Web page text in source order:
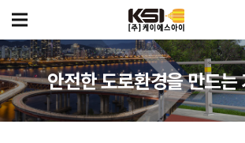
안전한 도로환경을 만드는